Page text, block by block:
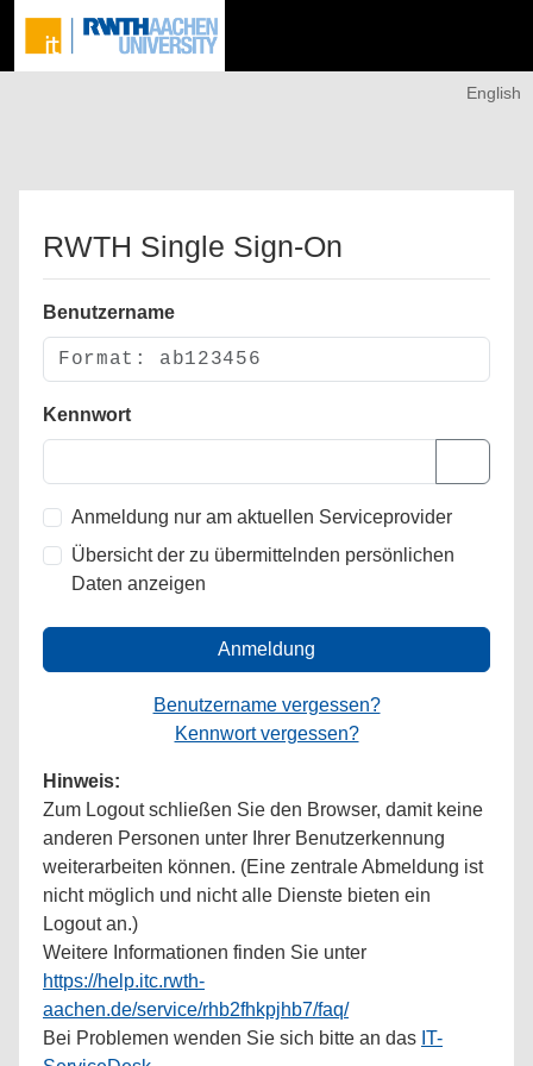
English
RWTH Single Sign-On
Benutzername
Kennwort
Anmeldung nur am aktuellen Serviceprovider
Übersicht der zu übermittelnden persönlichen
Daten anzeigen
Anmeldung
Benutzername vergessen?
Kennwort vergessen?
Hinweis:
Zum Logout schließen Sie den Browser, damit keine
anderen Personen unter Ihrer Benutzerkennung
weiterarbeiten können. (Eine zentrale Abmeldung ist
nicht möglich und nicht alle Dienste bieten ein
Logout an.)
Weitere Informationen finden Sie unter
https://help.itc.rwth-
aachen.de/service/rhb2fhkpjhb7/faq/
Bei Problemen wenden Sie sich bitte an das IT-